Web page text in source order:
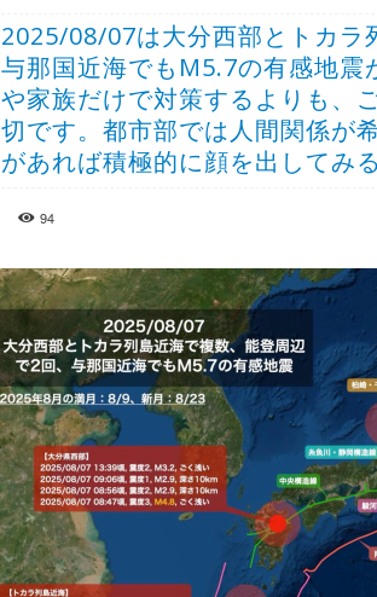
2025/08/07は大分西部とトカラ
与那国近海でもM5.7の有感地震
や家族だけで対策するよりも、
切です。都市部では人間関係が
があれば積極的に顔を出してみ
94